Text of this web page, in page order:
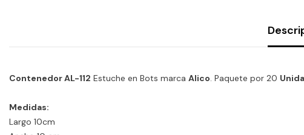
Contenedor AL-112 Estuche en Bots marca Alico. Paquete por 20
Medidas:
Largo 10cm